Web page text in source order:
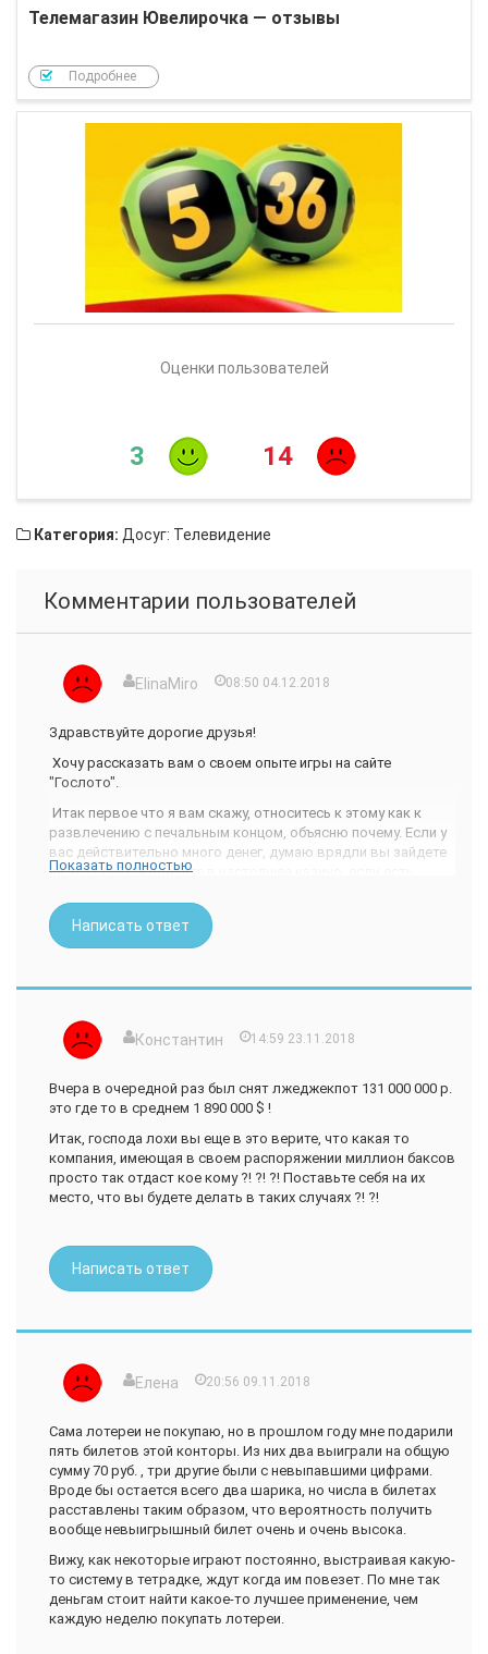
Телемагазин Ювелирочка — отзывы
Подробнее
Оценки пользователей
3 14
Категория: Досуг: Телевидение
Комментарии пользователей
ElinaMiro 08:50 04.12.2018
Здравствуйте дорогие друзья!
Хочу рассказать вам о своем опыте игры на сайте
"Гослото".
Итак первое что я вам скажу, относитесь к этому как к
развлечению с печальным концом, объясню почему. Если у
вас действительно много денег, думаю врядли вы зайдете
на этот сайт, а поедите в настоящее казино, если есть
но есть дикое яркое желание приумножить их, то
разочарую вас ребята, здесь вы это никогда не сделаете,
здесь вы можете выиграть от 100 до 500 рублей, причем
сюда в разы больше, чтобы отыграться, но все
Вы можете мне не верить, и прочитать сотни историй про
то, как чьи то знакомые выиграли миллион, и как все
иллюзия и толчок к этой нечестной игре...
Раньше я была наивной девочкой, которая мечтала купить
квартиру, или выиграть ее. Я играла очень безобидно, но
обидно проигрывала, это были не большие суммы, но увы в
рублей. Суть очень проста, вы отдаете в разы больше, чем
получаете. Это просто азартная онлайн-игра, которую вы
не можете до конца проследить, ведь это онлайн, это даже
заведомо на проигрыш, и некоторые билеты на 100-200
Квартиру выиграть не реально, моя родственница играет в
лотерею 45 лет, и до сих пор не выиграла ничего... это
говорит о многом.
Советы игрунам:
Лучше отложите эти деньги, а потом снова, и это уже будут
накопления, а так вы просто их потеряете и потеряете себя.
Ведь горечь обиды на себя самого и свою глупость куда
моих ошибок.
Берегите себя и свои семьи! Найдите для себя что-то новое,
чем просто азартные игры, в этой жизни есть гораздо
Показать полностью
Написать ответ
Константин 14:59 23.11.2018
Вчера в очередной раз был снят лжеджекпот 131 000 000 р.
это где то в среднем 1 890 000 $ !
Итак, господа лохи вы еще в это верите, что какая то
компания, имеющая в своем распоряжении миллион баксов
просто так отдаст кое кому ?! ?! ?! Поставьте себя на их
место, что вы будете делать в таких случаях ?! ?!
Написать ответ
Елена 20:56 09.11.2018
Сама лотереи не покупаю, но в прошлом году мне подарили
пять билетов этой конторы. Из них два выиграли на общую
сумму 70 руб. , три другие были с невыпавшими цифрами.
Вроде бы остается всего два шарика, но числа в билетах
расставлены таким образом, что вероятность получить
вообще невыигрышный билет очень и очень высока.
Вижу, как некоторые играют постоянно, выстраивая какую-
то систему в тетрадке, ждут когда им повезет. По мне так
деньгам стоит найти какое-то лучшее применение, чем
каждую неделю покупать лотереи.